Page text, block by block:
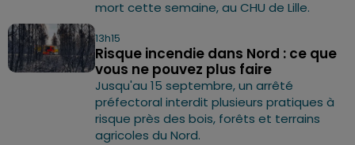
mort cette semaine, au CHU de Lille.
13h15
Risque incendie dans Nord : ce que
vous ne pouvez plus faire
Jusqu'au 15 septembre, un arrêté
préfectoral interdit plusieurs pratiques à
risque près des bois, forêts et terrains
agricoles du Nord.